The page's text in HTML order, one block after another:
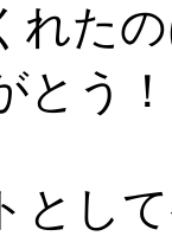
れた
とう！
とし